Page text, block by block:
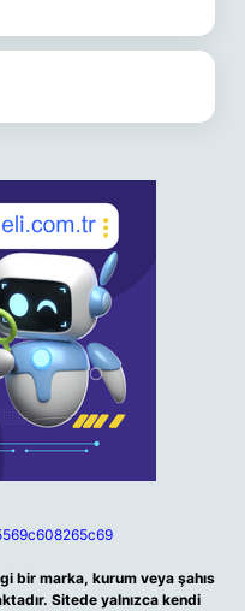
bir marka, kurum veya şahıs
Sitede yalnızca kendi